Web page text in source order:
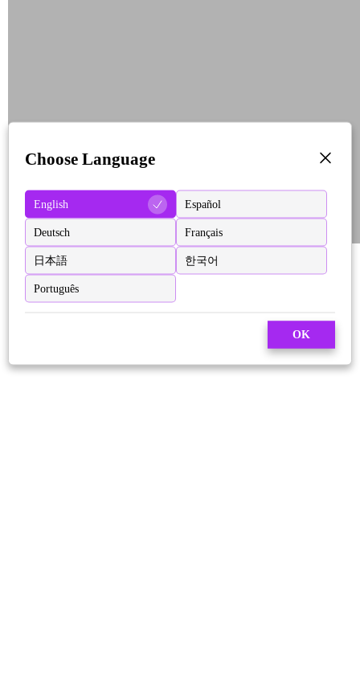
Choose Language
English Español
Deutsch Français
日本語 한국어
Português
OK